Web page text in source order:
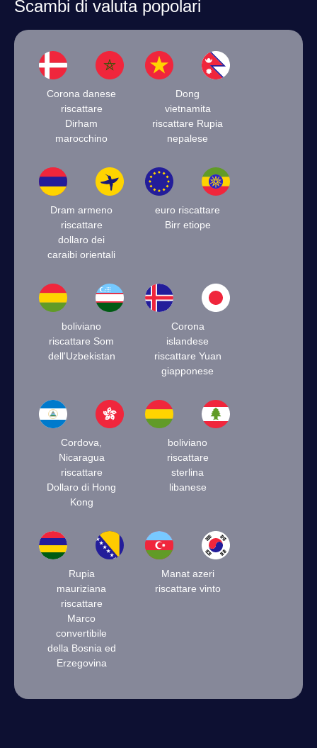
Scambi di valuta popolari
Corona danese
riscattare
Dirham
marocchino
Dong
vietnamita
riscattare Rupia
nepalese
Dram armeno
riscattare
dollaro dei
caraibi orientali
euro riscattare
Birr etiope
boliviano
riscattare Som
dell'Uzbekistan
Corona
islandese
riscattare Yuan
giapponese
Cordova,
Nicaragua
riscattare
Dollaro di Hong
Kong
boliviano
riscattare
sterlina
libanese
Rupia
mauriziana
riscattare
Marco
convertibile
della Bosnia ed
Erzegovina
Manat azeri
riscattare vinto